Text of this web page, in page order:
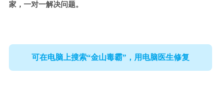
家，一对一解决问题。
可在电脑上搜索“金山毒霸”，用电脑医生修复